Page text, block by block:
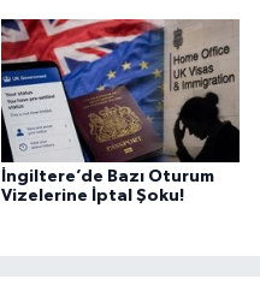
İngiltere’de Bazı Oturum
Vizelerine İptal Şoku!